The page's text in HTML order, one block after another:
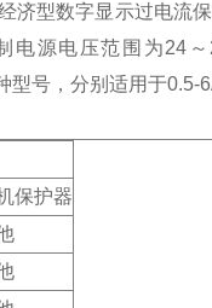
济型数字显示过电流
电源电压范围为24
号，分别适用于0.5-
保护器